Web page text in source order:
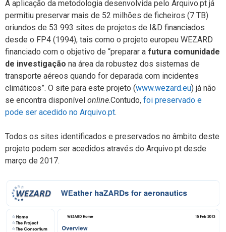
A aplicação da metodologia desenvolvida pelo Arquivo.pt já
permitiu preservar mais de 52 milhões de ficheiros (7 TB)
oriundos de 53 993 sites de projetos de I&D financiados
desde o FP4 (1994), tais como o projeto europeu WEZARD
financiado com o objetivo de “preparar a futura comunidade
de investigação na área da robustez dos sistemas de
transporte aéreos quando for deparada com incidentes
climáticos”. O site para este projeto (www.wezard.eu) já não
se encontra disponível online.Contudo, foi preservado e
pode ser acedido no Arquivo.pt.
Todos os sites identificados e preservados no âmbito deste
projeto podem ser acedidos através do Arquivo.pt desde
março de 2017.